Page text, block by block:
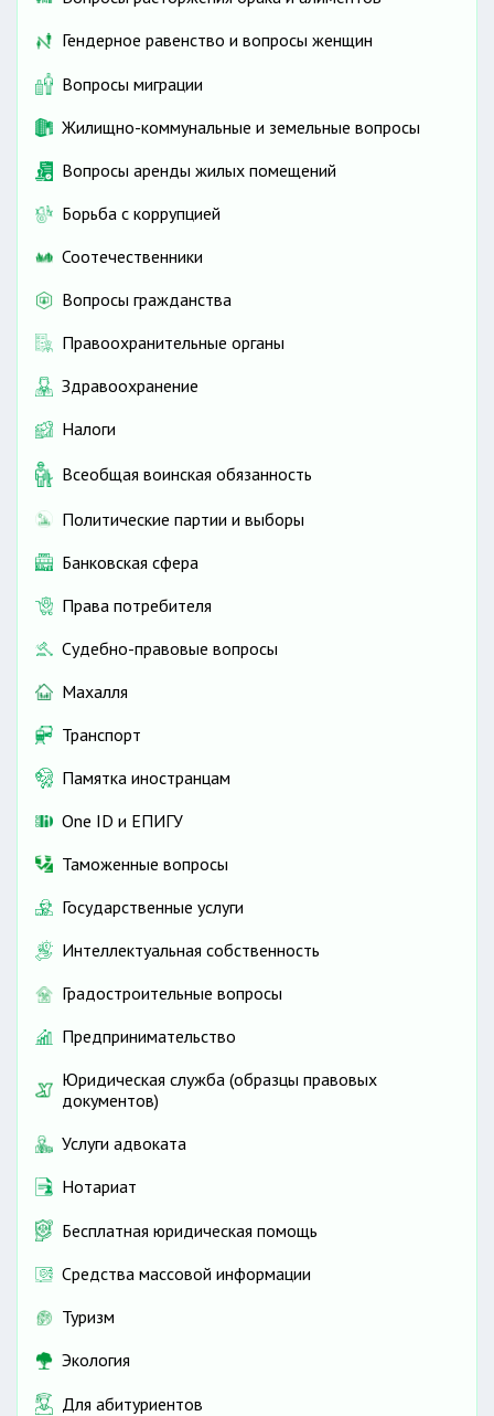
Оказание социальных услуг и помощи
нуждающимся в постороннем уходе
Безбарьерная туристская инфраструктура для
Благоприятная и беспрепятственная среда для
лиц с инвалидностью
Гендерное равенство и вопросы женщин
Вопросы миграции
Жилищно-коммунальные и земельные вопросы
Вопросы аренды жилых помещений
Борьба с коррупцией
Соотечественники
Вопросы гражданства
Правоохранительные органы
Здравоохранение
Налоги
Всеобщая воинская обязанность
Политические партии и выборы
Банковская сфера
Права потребителя
Судебно-правовые вопросы
Махалля
Транспорт
Памятка иностранцам
One ID и ЕПИГУ
Таможенные вопросы
Государственные услуги
Интеллектуальная собственность
Градостроительные вопросы
Предпринимательство
Юридическая служба (образцы правовых
документов)
Услуги адвоката
Нотариат
Бесплатная юридическая помощь
Средства массовой информации
Туризм
Экология
Для абитуриентов